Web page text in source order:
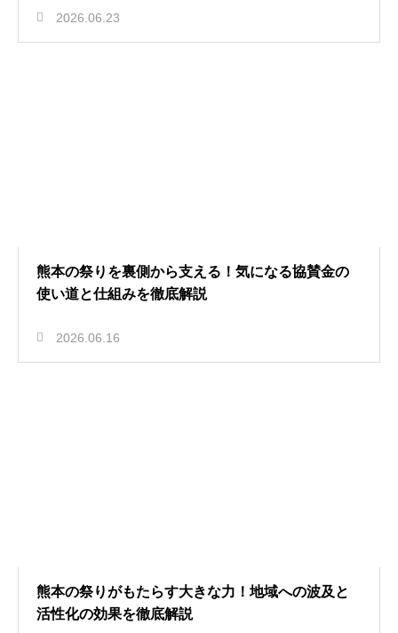
2026.06.23
熊本の祭りを裏側から支える！気になる協賛金の
使い道と仕組みを徹底解説
2026.06.16
熊本の祭りがもたらす大きな力！地域への波及と
活性化の効果を徹底解説